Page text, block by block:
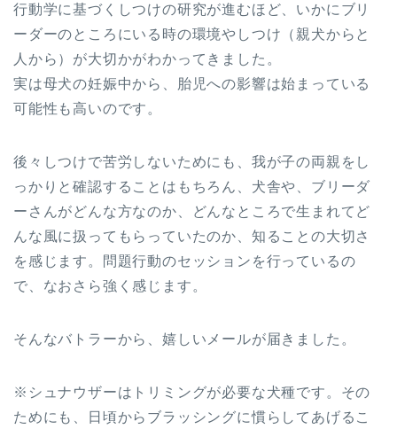
行動学に基づくしつけの研究が進むほど、いかにブリ
ーダーのところにいる時の環境やしつけ（親犬からと
人から）が大切かがわかってきました。
実は母犬の妊娠中から、胎児への影響は始まっている
可能性も高いのです。
後々しつけで苦労しないためにも、我が子の両親をし
っかりと確認することはもちろん、犬舎や、ブリーダ
ーさんがどんな方なのか、どんなところで生まれてど
んな風に扱ってもらっていたのか、知ることの大切さ
を感じます。問題行動のセッションを行っているの
で、なおさら強く感じます。
そんなバトラーから、嬉しいメールが届きました。
※シュナウザーはトリミングが必要な犬種です。その
ためにも、日頃からブラッシングに慣らしてあげるこ